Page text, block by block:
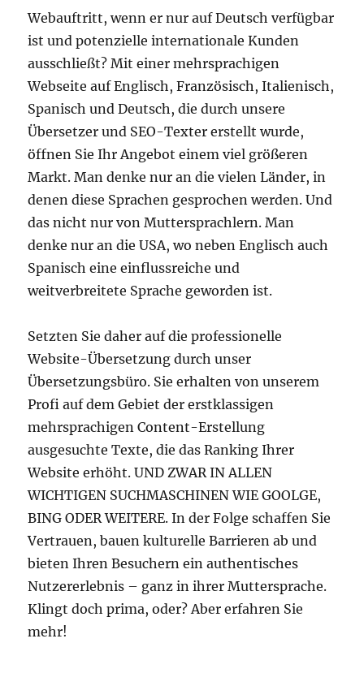
Webauftritt, wenn er nur auf Deutsch verfügbar
ist und potenzielle internationale Kunden
ausschließt? Mit einer mehrsprachigen
Webseite auf Englisch, Französisch, Italienisch,
Spanisch und Deutsch, die durch unsere
Übersetzer und SEO-Texter erstellt wurde,
öffnen Sie Ihr Angebot einem viel größeren
Markt. Man denke nur an die vielen Länder, in
denen diese Sprachen gesprochen werden. Und
das nicht nur von Muttersprachlern. Man
denke nur an die USA, wo neben Englisch auch
Spanisch eine einflussreiche und
weitverbreitete Sprache geworden ist.
Setzten Sie daher auf die professionelle
Website-Übersetzung durch unser
Übersetzungsbüro. Sie erhalten von unserem
Profi auf dem Gebiet der erstklassigen
mehrsprachigen Content-Erstellung
ausgesuchte Texte, die das Ranking Ihrer
Website erhöht. UND ZWAR IN ALLEN
WICHTIGEN SUCHMASCHINEN WIE GOOLGE,
BING ODER WEITERE. In der Folge schaffen Sie
Vertrauen, bauen kulturelle Barrieren ab und
bieten Ihren Besuchern ein authentisches
Nutzererlebnis – ganz in ihrer Muttersprache.
Klingt doch prima, oder? Aber erfahren Sie
mehr!